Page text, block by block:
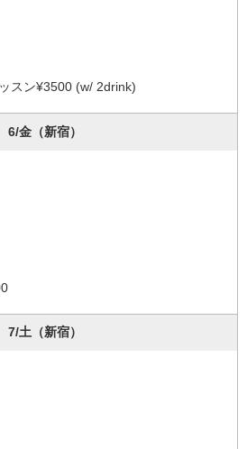
スン¥3500 (w/ 2drink)
6/金（新宿）
7/土（新宿）